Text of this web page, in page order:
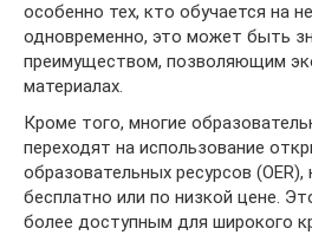
особенно тех, кто обучается на
одновременно, это может быть
преимуществом, позволяющим
материалах.
Кроме того, многие
переходят на использование
образовательных ресурсов
бесплатно или по низкой цене.
более доступным для широкого